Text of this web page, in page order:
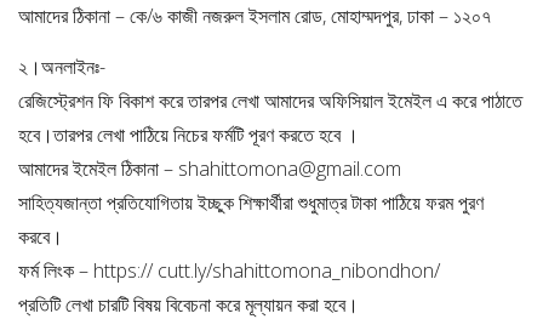
আমাদের ঠিকানা – কে/৬ কাজী নজরুল ইসলাম রোড, মোহাম্মদপুর, ঢাকা – ১২০৭
২।অনলাইনঃ-
রেজিস্ট্রেশন ফি বিকাশ করে তারপর লেখা আমাদের অফিসিয়াল ইমেইল এ করে পাঠাতে
হবে।তারপর লেখা পাঠিয়ে নিচের ফর্মটি পূরণ করতে হবে ।
আমাদের ইমেইল ঠিকানা – shahittomona@gmail.com
সাহিত্যজান্তা প্রতিযোগিতায় ইচ্ছুক শিক্ষার্থীরা শুধুমাত্র টাকা পাঠিয়ে ফরম পুরণ
করবে।
ফর্ম লিংক – https:// cutt.ly/shahittomona_nibondhon/
প্রতিটি লেখা চারটি বিষয় বিবেচনা করে মূল্যায়ন করা হবে।